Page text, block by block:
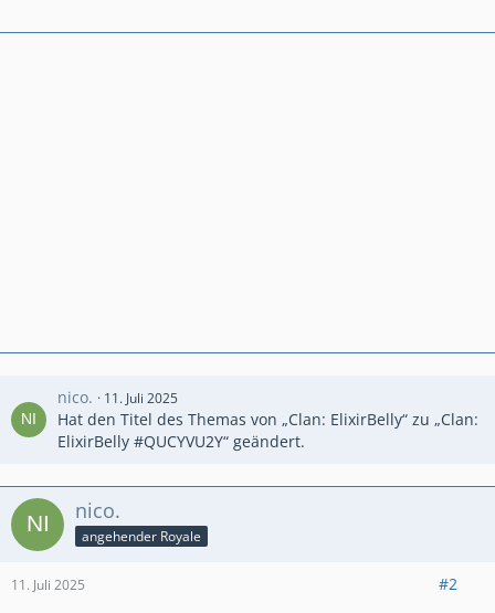
nico. 11. Juli 2025
Hat den Titel des Themas von „Clan: ElixirBelly“ zu „Clan:
ElixirBelly #QUCYVU2Y“ geändert.
nico.
angehender Royale
11. Juli 2025 #2